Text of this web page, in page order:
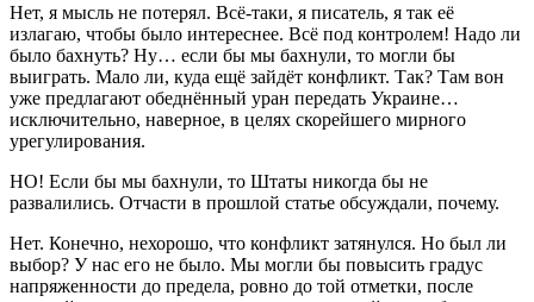
Нет, я мысль не потерял. Всё-таки, я писатель, я так её
излагаю, чтобы было интереснее. Всё под контролем! Надо ли
было бахнуть? Ну… если бы мы бахнули, то могли бы
выиграть. Мало ли, куда ещё зайдёт конфликт. Так? Там вон
уже предлагают обеднённый уран передать Украине…
исключительно, наверное, в целях скорейшего мирного
урегулирования.
НО! Если бы мы бахнули, то Штаты никогда бы не
развалились. Отчасти в прошлой статье обсуждали, почему.
Нет. Конечно, нехорошо, что конфликт затянулся. Но был ли
выбор? У нас его не было. Мы могли бы повысить градус
напряженности до предела, ровно до той отметки, после